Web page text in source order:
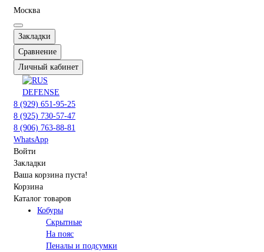
Москва
Закладки
Сравнение
Личный кабинет
8 (929) 651-95-25
8 (925) 730-57-47
8 (906) 763-88-81
WhatsApp
Войти
Закладки
Ваша корзина пуста!
Корзина
Каталог товаров
Кобуры
Скрытные
На пояс
Пеналы и подсумки